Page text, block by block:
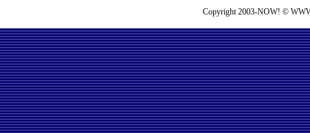
Copyright 2003-NOW! ©